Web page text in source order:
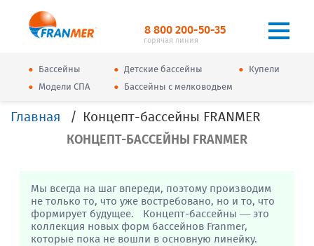
8 800 200-50-35
горячая линия
• Бассейны • Детские бассейны • Купели
• Модели СПА • Бассейны с мелководьем
Главная Концепт-бассейны FRANMER
КОНЦЕПТ-БАССЕЙНЫ FRANMER
Мы всегда на шаг впереди, поэтому производим
не только то, что уже востребовано, но и то, что
формирует будущее. Концепт-бассейны — это
коллекция новых форм бассейнов Franmer,
которые пока не вошли в основную линейку.